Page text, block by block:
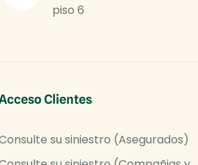
piso 6
Clientes
su siniestro (Asegurados)